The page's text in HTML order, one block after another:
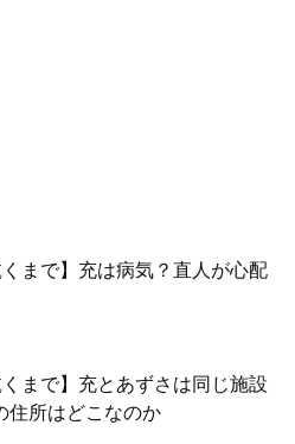
くまで】充は病気？直人が心配
くまで】充とあずさは同じ施設
住所はどこなのか